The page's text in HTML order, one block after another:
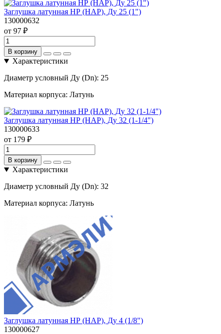
Заглушка латунная НР (НАР), Ду 25 (1")
130000632
от 97 ₽
В корзину
Характеристики
Диаметр условный Ду (Dn): 25
Материал корпуса: Латунь
Заглушка латунная НР (НАР), Ду 32 (1-1/4")
130000633
от 179 ₽
В корзину
Характеристики
Диаметр условный Ду (Dn): 32
Материал корпуса: Латунь
Заглушка латунная НР (НАР), Ду 4 (1/8")
130000627